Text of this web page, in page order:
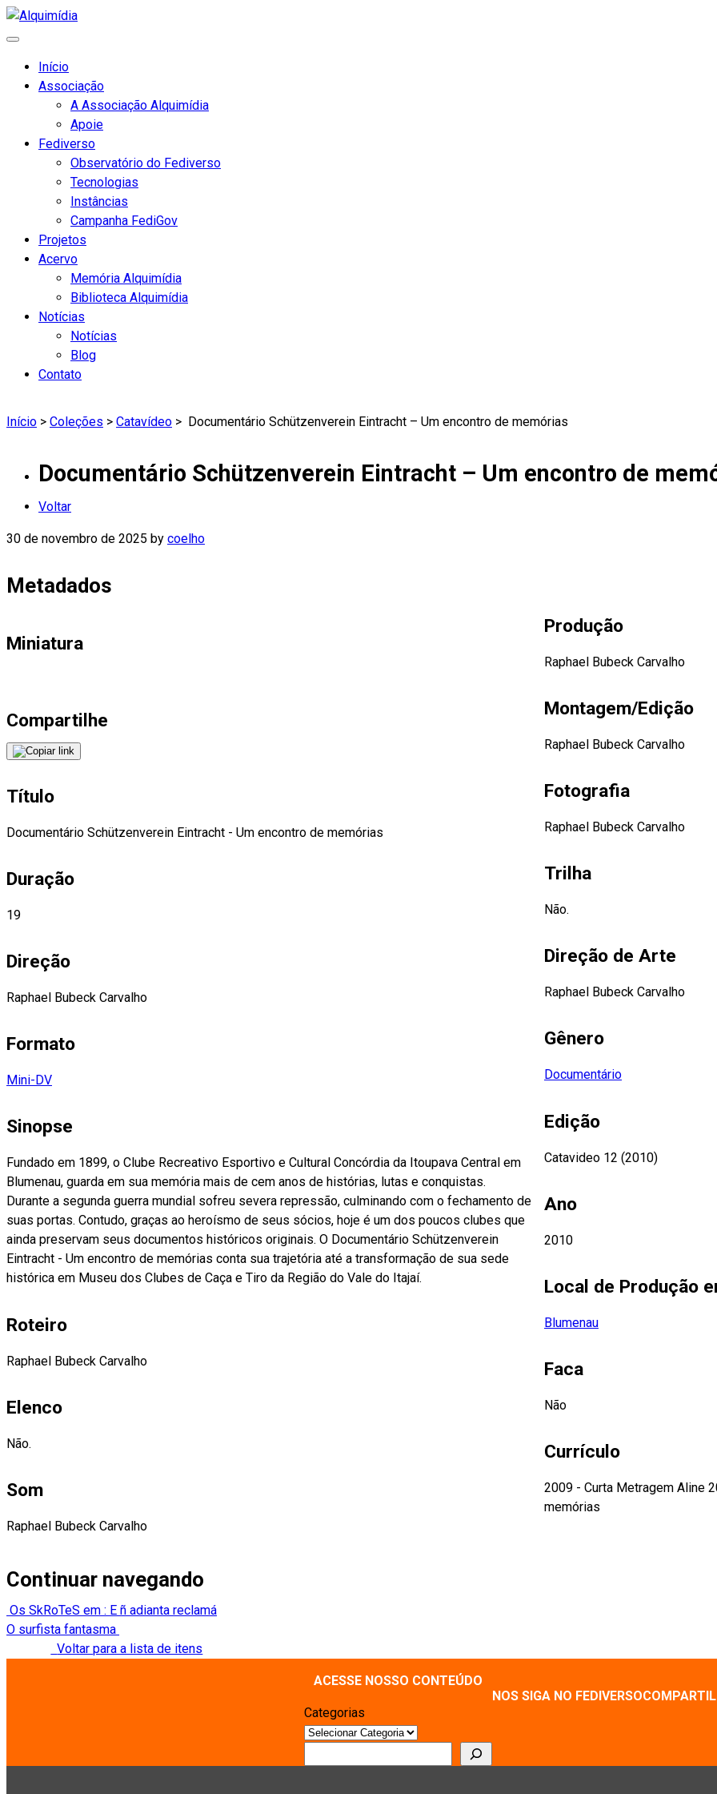
Início
Associação
A Associação Alquimídia
Apoie
Fediverso
Observatório do Fediverso
Tecnologias
Instâncias
Campanha FediGov
Projetos
Acervo
Memória Alquimídia
Biblioteca Alquimídia
Notícias
Notícias
Blog
Contato
Início > Coleções > Catavídeo > Documentário Schützenverein Eintracht – Um encontro de memórias
Documentário Schützenverein Eintracht – Um encontro de
Voltar
30 de novembro de 2025 by coelho
Metadados
Miniatura
Compartilhe
Título
Documentário Schützenverein Eintracht - Um encontro de memórias
Duração
19
Direção
Raphael Bubeck Carvalho
Formato
Mini-DV
Sinopse
Fundado em 1899, o Clube Recreativo Esportivo e Cultural Concórdia da Itoupava Central em
Blumenau, guarda em sua memória mais de cem anos de histórias, lutas e conquistas.
Durante a segunda guerra mundial sofreu severa repressão, culminando com o fechamento de
suas portas. Contudo, graças ao heroísmo de seus sócios, hoje é um dos poucos clubes que
ainda preservam seus documentos históricos originais. O Documentário Schützenverein
Eintracht - Um encontro de memórias conta sua trajetória até a transformação de sua sede
histórica em Museu dos Clubes de Caça e Tiro da Região do Vale do Itajaí.
Roteiro
Raphael Bubeck Carvalho
Elenco
Não.
Som
Raphael Bubeck Carvalho
Produção
Raphael Bubeck Carvalho
Montagem/Edição
Raphael Bubeck Carvalho
Fotografia
Raphael Bubeck Carvalho
Trilha
Não.
Direção de Arte
Raphael Bubeck Carvalho
Gênero
Documentário
Edição
Catavideo 12 (2010)
Ano
2010
Local de Produção
Blumenau
Faca
Não
Currículo
2009 - Curta Metragem Aline
memórias
Continuar navegando
Os SkRoTeS em : E ñ adianta reclamá
O surfista fantasma
Voltar para a lista de itens
ACESSE NOSSO CONTEÚDO
Categorias
NOS SIGA NO FEDIVERSO